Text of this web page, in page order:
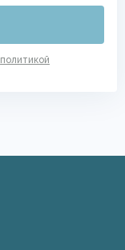
политикой